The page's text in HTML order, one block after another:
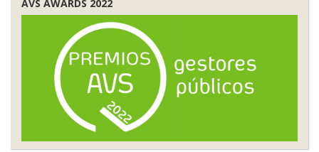
AVS AWARDS 2022